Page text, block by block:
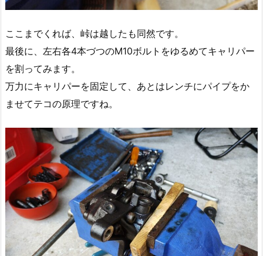
ここまでくれば、峠は越したも同然です。
最後に、左右各4本づつのM10ボルトをゆるめてキャリパー
を割ってみます。
万力にキャリパーを固定して、あとはレンチにパイプをか
ませてテコの原理ですね。